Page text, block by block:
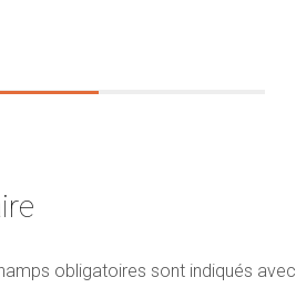
obligatoires sont indiqués avec